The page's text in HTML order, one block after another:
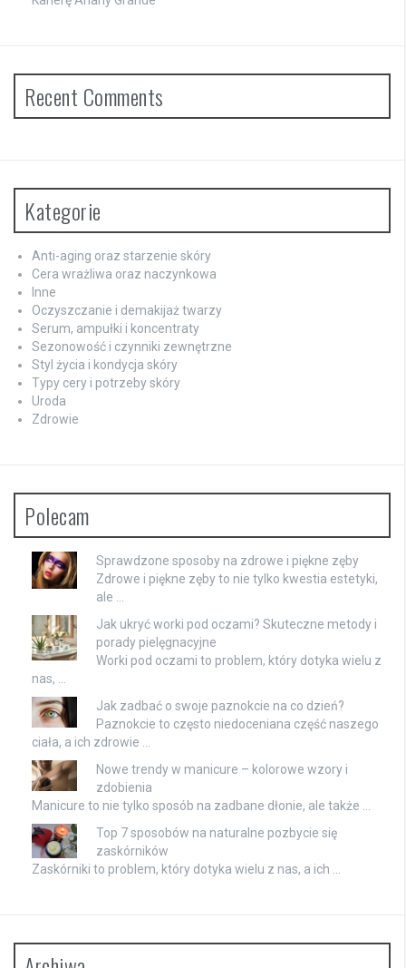
Recent Comments
Kategorie
Anti-aging oraz starzenie skóry
Cera wrażliwa oraz naczynkowa
Inne
Oczyszczanie i demakijaż twarzy
Serum, ampułki i koncentraty
Sezonowość i czynniki zewnętrzne
Styl życia i kondycja skóry
Typy cery i potrzeby skóry
Uroda
Zdrowie
Polecam
Sprawdzone sposoby na zdrowe i piękne zęby
Zdrowe i piękne zęby to nie tylko kwestia estetyki,
ale …
Jak ukryć worki pod oczami? Skuteczne metody i
porady pielęgnacyjne
Worki pod oczami to problem, który dotyka wielu z
nas, …
Jak zadbać o swoje paznokcie na co dzień?
Paznokcie to często niedoceniana część naszego
ciała, a ich zdrowie …
Nowe trendy w manicure – kolorowe wzory i
zdobienia
Manicure to nie tylko sposób na zadbane dłonie, ale także …
Top 7 sposobów na naturalne pozbycie się
zaskórników
Zaskórniki to problem, który dotyka wielu z nas, a ich …